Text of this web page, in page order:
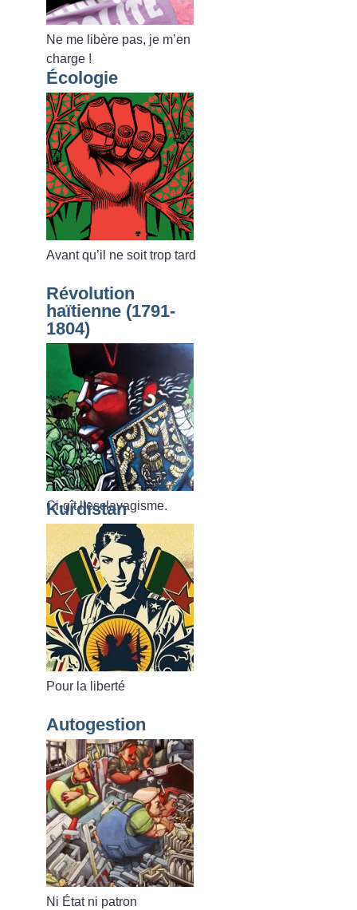
Ne me libère pas, je m’en
charge !
Écologie
Avant qu’il ne soit trop tard
Révolution
haïtienne (1791-
1804)
Ci-gît l’esclavagisme.
Kurdistan
Pour la liberté
Autogestion
Ni État ni patron